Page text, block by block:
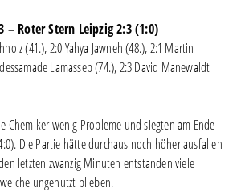
– Roter Stern Leipzig 2:3 (1:0)
(41.), 2:0 Yahya Jawneh (48.), 2:1 Martin
Lamasseb (74.), 2:3 David Manewaldt
Chemiker wenig Probleme und siegten am Ende
Die Partie hätte durchaus noch höher ausfallen
letzten zwanzig Minuten entstanden viele
ungenutzt blieben.